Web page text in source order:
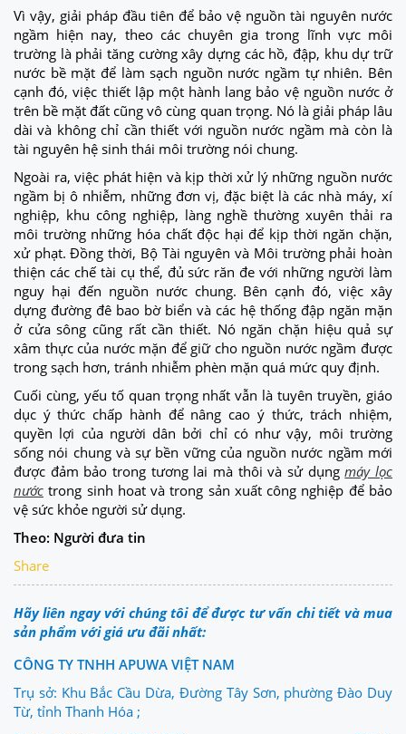
Vì vậy, giải pháp đầu tiên để bảo vệ nguồn tài nguyên nước
ngầm hiện nay, theo các chuyên gia trong lĩnh vực môi
trường là phải tăng cường xây dựng các hồ, đập, khu dự trữ
nước bề mặt để làm sạch nguồn nước ngầm tự nhiên. Bên
cạnh đó, việc thiết lập một hành lang bảo vệ nguồn nước ở
trên bề mặt đất cũng vô cùng quan trọng. Nó là giải pháp lâu
dài và không chỉ cần thiết với nguồn nước ngầm mà còn là
tài nguyên hệ sinh thái môi trường nói chung.
Ngoài ra, việc phát hiện và kịp thời xử lý những nguồn nước
ngầm bị ô nhiễm, những đơn vị, đặc biệt là các nhà máy, xí
nghiệp, khu công nghiệp, làng nghề thường xuyên thải ra
môi trường những hóa chất độc hại để kịp thời ngăn chặn,
xử phạt. Đồng thời, Bộ Tài nguyên và Môi trường phải hoàn
thiện các chế tài cụ thể, đủ sức răn đe với những người làm
nguy hại đến nguồn nước chung. Bên cạnh đó, việc xây
dựng đường đê bao bờ biển và các hệ thống đập ngăn mặn
ở cửa sông cũng rất cần thiết. Nó ngăn chặn hiệu quả sự
xâm thực của nước mặn để giữ cho nguồn nước ngầm được
trong sạch hơn, tránh nhiễm phèn mặn quá mức quy định.
Cuối cùng, yếu tố quan trọng nhất vẫn là tuyên truyền, giáo
dục ý thức chấp hành để nâng cao ý thức, trách nhiệm,
quyền lợi của người dân bởi chỉ có như vậy, môi trường
sống nói chung và sự bền vững của nguồn nước ngầm mới
được đảm bảo trong tương lai mà thôi và sử dụngmáy lọc
nước trong sinh hoat và trong sản xuất công nghiệp để bảo
vệ sức khỏe người sử dụng.
Theo: Người đưa tin
Share
Hãy liên ngay với chúng tôi để được tư vấn chi tiết và mua
sản phẩm với giá ưu đãi nhất:
CÔNG TY TNHH APUWA VIỆT NAM
Trụ sở: Khu Bắc Cầu Dừa, Đường Tây Sơn, phường Đào Duy
Từ, tỉnh Thanh Hóa ;